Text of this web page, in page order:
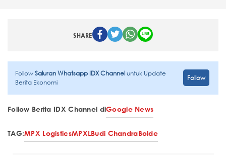
SHARE
FollowSaluran Whatsapp IDX Channeluntuk Update
Berita Ekonomi
Follow
Follow Berita IDX Channel diGoogle News
TAG:MPX LogisticsMPXLBudi ChandraBolde